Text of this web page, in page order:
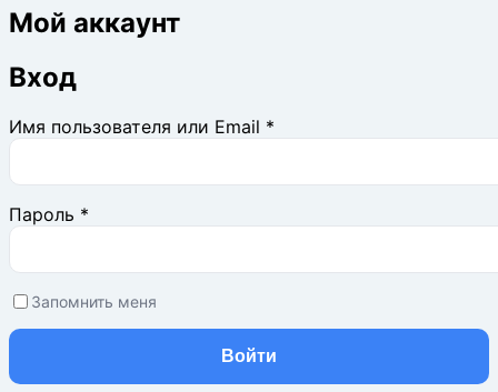
Мой аккаунт
Вход
Имя пользователя или Email *
Пароль *
Запомнить меня
Войти